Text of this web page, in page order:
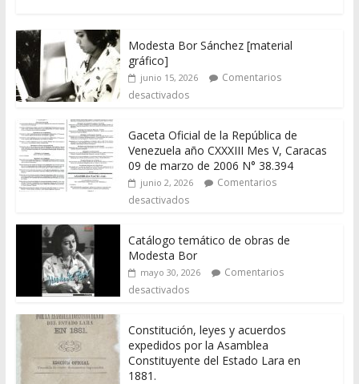
Modesta Bor Sánchez [material
gráfico]
junio 15, 2026
Comentarios
desactivados
Gaceta Oficial de la República de
Venezuela año CXXXIII Mes V, Caracas
09 de marzo de 2006 N° 38.394
junio 2, 2026
Comentarios
desactivados
Catálogo temático de obras de
Modesta Bor
mayo 30, 2026
Comentarios
desactivados
Constitución, leyes y acuerdos
expedidos por la Asamblea
Constituyente del Estado Lara en
1881.